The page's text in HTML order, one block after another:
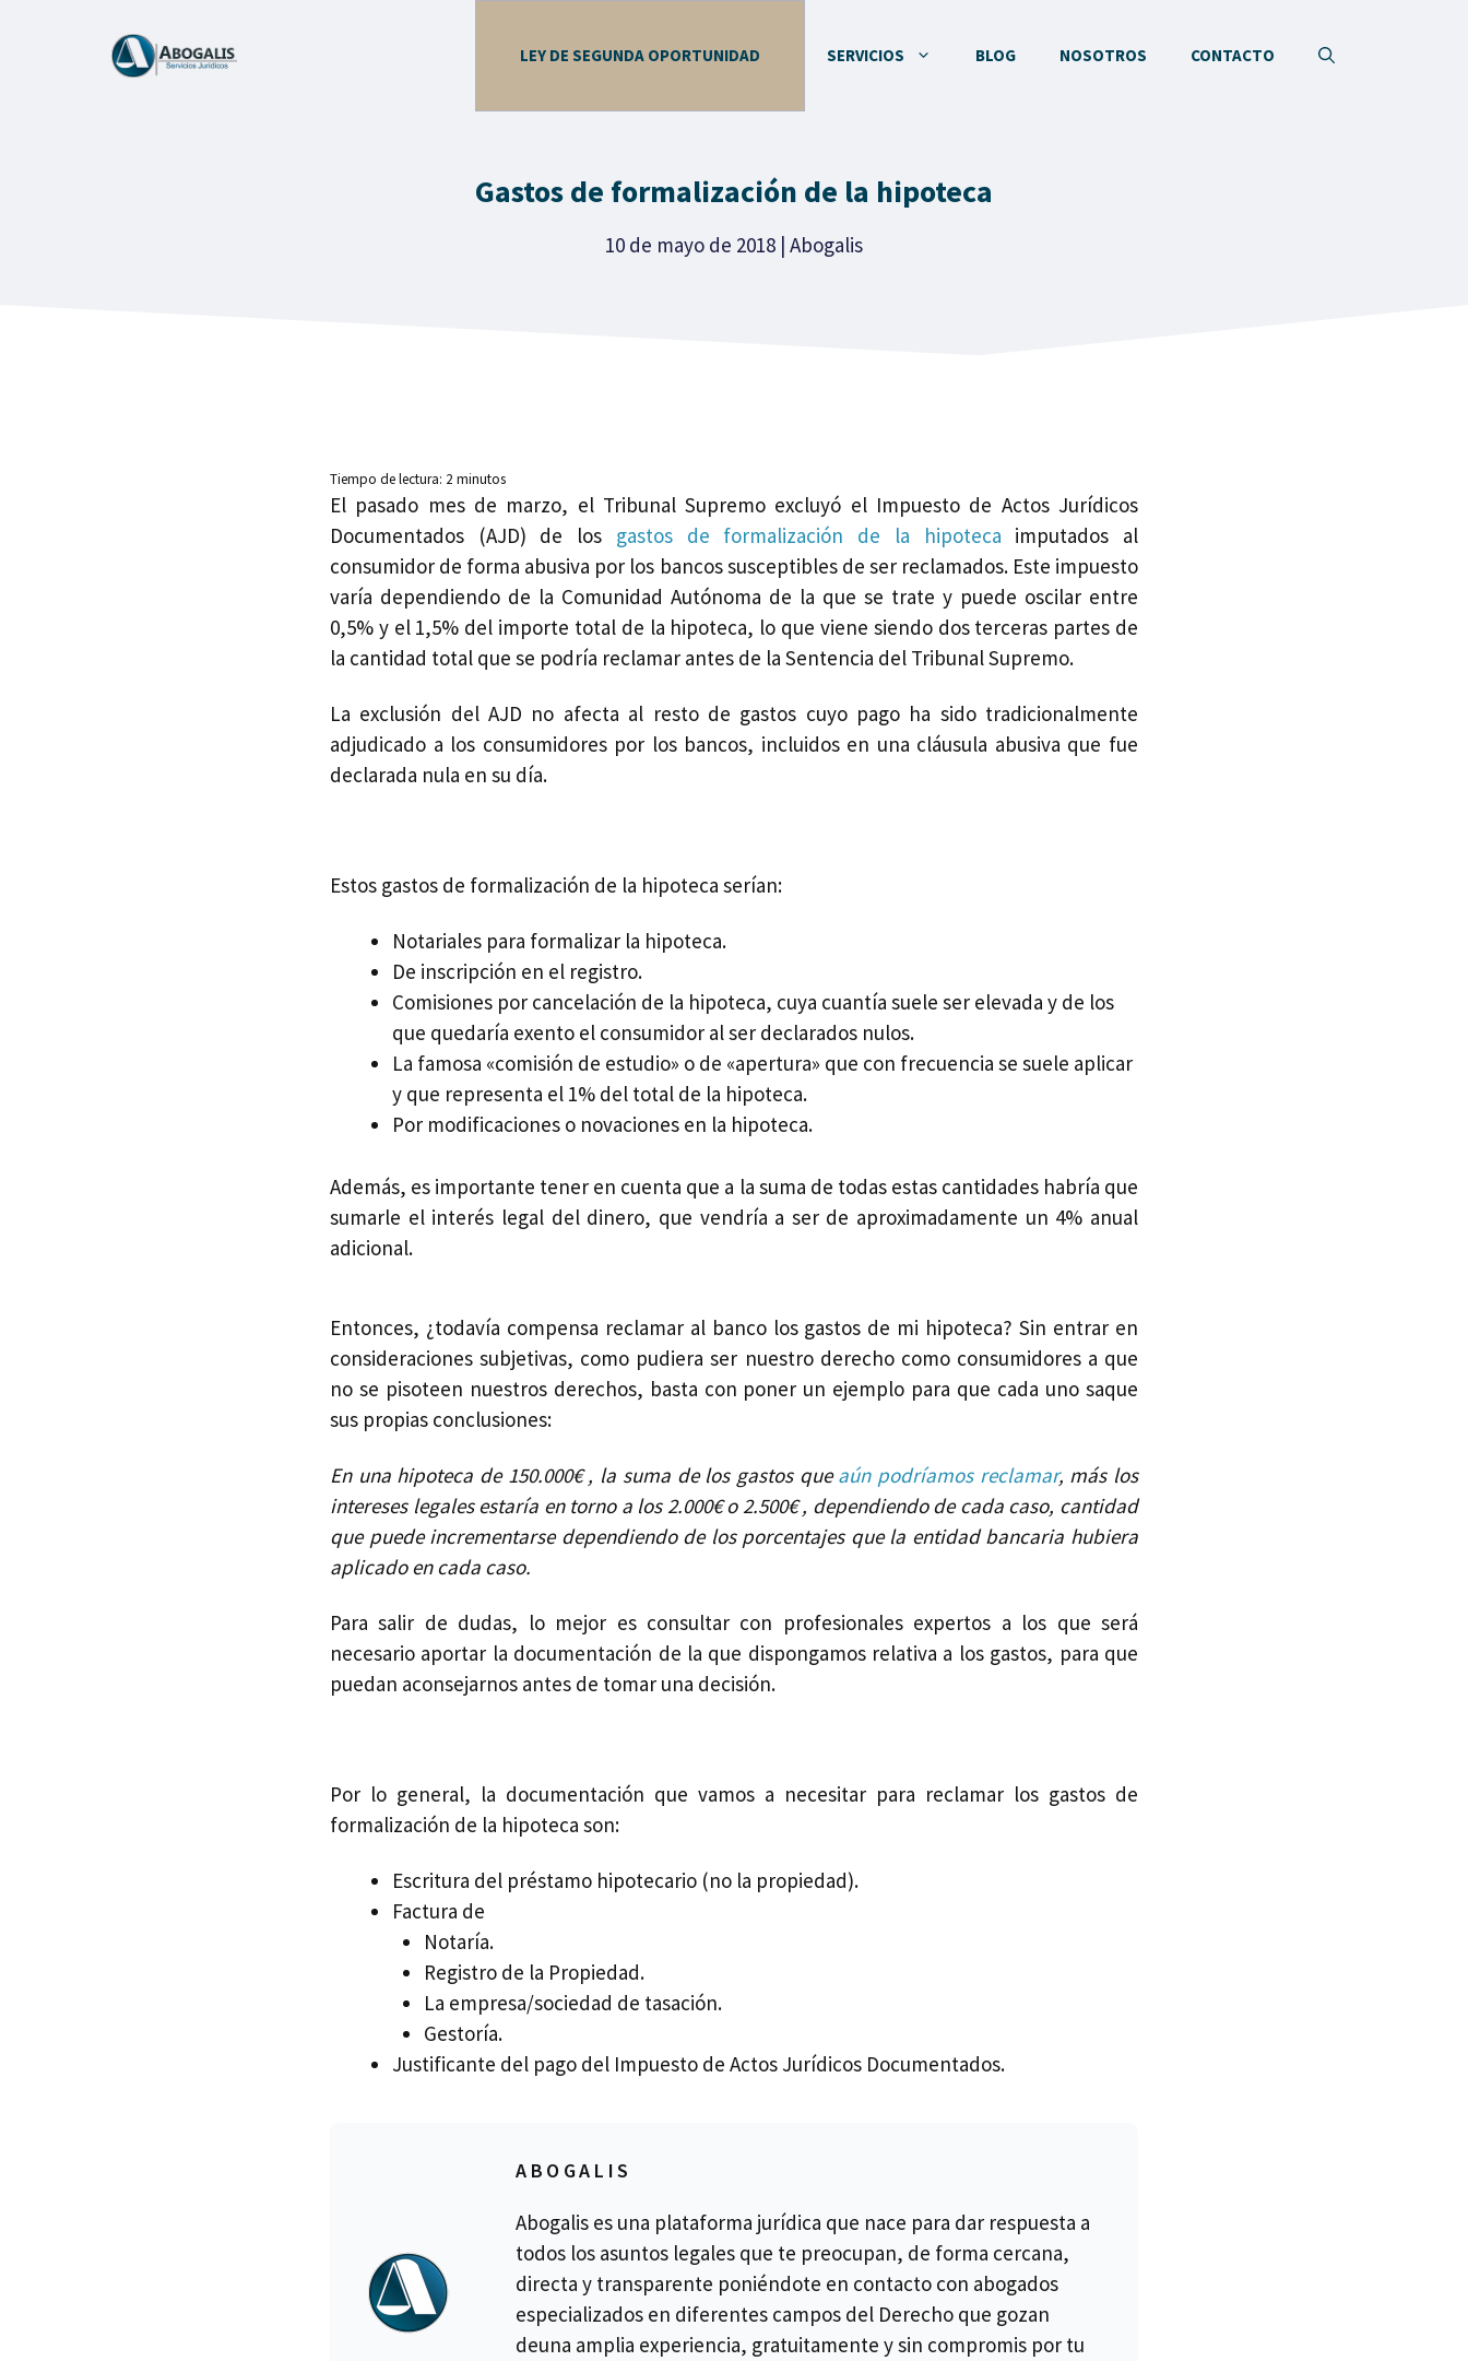
LEY DE SEGUNDA OPORTUNIDAD SERVICIOS BLOG NOSOTROS CONTACTO
Gastos de formalización de la hipoteca
10 de mayo de 2018 | Abogalis
Tiempo de lectura: 2 minutos
El pasado mes de marzo, el Tribunal Supremo excluyó el Impuesto de Actos Jurídicos
Documentados (AJD) de los gastos de formalización de la hipoteca imputados al
consumidor de forma abusiva por los bancos susceptibles de ser reclamados. Este impuesto
varía dependiendo de la Comunidad Autónoma de la que se trate y puede oscilar entre
0,5% y el 1,5% del importe total de la hipoteca, lo que viene siendo dos terceras partes de
la cantidad total que se podría reclamar antes de la Sentencia del Tribunal Supremo.
La exclusión del AJD no afecta al resto de gastos cuyo pago ha sido tradicionalmente
adjudicado a los consumidores por los bancos, incluidos en una cláusula abusiva que fue
declarada nula en su día.
Estos gastos de formalización de la hipoteca serían:
Notariales para formalizar la hipoteca.
De inscripción en el registro.
Comisiones por cancelación de la hipoteca, cuya cuantía suele ser elevada y de los
que quedaría exento el consumidor al ser declarados nulos.
La famosa «comisión de estudio» o de «apertura» que con frecuencia se suele aplicar
y que representa el 1% del total de la hipoteca.
Por modificaciones o novaciones en la hipoteca.
Además, es importante tener en cuenta que a la suma de todas estas cantidades habría que
sumarle el interés legal del dinero, que vendría a ser de aproximadamente un 4% anual
adicional.
Entonces, ¿todavía compensa reclamar al banco los gastos de mi hipoteca? Sin entrar en
consideraciones subjetivas, como pudiera ser nuestro derecho como consumidores a que
no se pisoteen nuestros derechos, basta con poner un ejemplo para que cada uno saque
sus propias conclusiones:
En una hipoteca de 150.000€ , la suma de los gastos queaún podríamos reclamar, más los
intereses legales estaría en torno a los 2.000€ o 2.500€ , dependiendo de cada caso, cantidad
que puede incrementarse dependiendo de los porcentajes que la entidad bancaria hubiera
aplicado en cada caso.
Para salir de dudas, lo mejor es consultar con profesionales expertos a los que será
necesario aportar la documentación de la que dispongamos relativa a los gastos, para que
puedan aconsejarnos antes de tomar una decisión.
Por lo general, la documentación que vamos a necesitar para reclamar los gastos de
formalización de la hipoteca son:
Escritura del préstamo hipotecario (no la propiedad).
Factura de
Notaría.
Registro de la Propiedad.
La empresa/sociedad de tasación.
Gestoría.
Justificante del pago del Impuesto de Actos Jurídicos Documentados.
ABOGALIS
Abogalis es una plataforma jurídica que nace para dar respuesta a
todos los asuntos legales que te preocupan, de forma cercana,
directa y transparente poniéndote en contacto con abogados
especializados en diferentes campos del Derecho que gozan
deuna amplia experiencia, gratuitamente y sin compromis por tu